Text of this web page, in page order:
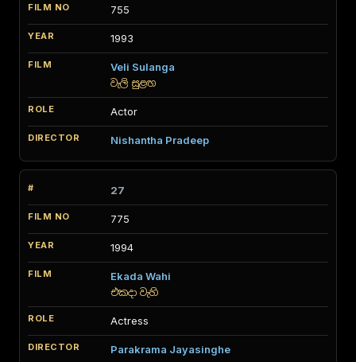
755
1993
Veli Sulanga
වැලි සුළඟ
Actor
Nishantha Pradeep
27
775
1994
Ekada Wahi
එකදා වැහි
Actress
Parakrama Jayasinghe